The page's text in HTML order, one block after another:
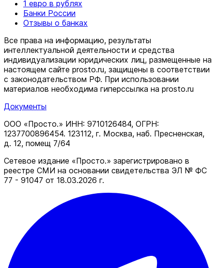
1 евро в рублях
Банки России
Отзывы о банках
Все права на информацию, результаты
интеллектуальной деятельности и средства
индивидуализации юридических лиц, размещенные на
настоящем сайте prosto.ru, защищены в соответствии
c законодательством РФ. При использовании
материалов необходима гиперссылка на prosto.ru
Документы
ООО «Просто.» ИНН: 9710126484, ОГРН:
1237700896454. 123112, г. Москва, наб. Пресненская,
д. 12, помещ 7/64
Сетевое издание «Просто.» зарегистрировано в
реестре СМИ на основании свидетельства ЭЛ № ФС
77 - 91047 от 18.03.2026 г.